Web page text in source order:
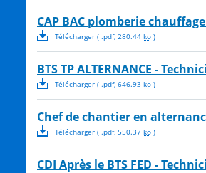
CAP BAC plomberie chauffage
Télécharger( .pdf, 280.44 ko)
BTS TP ALTERNANCE -
Télécharger( .pdf, 646.93 ko)
Chef de chantier en
Télécharger( .pdf, 550.37 ko)
CDI Après le BTS FED -